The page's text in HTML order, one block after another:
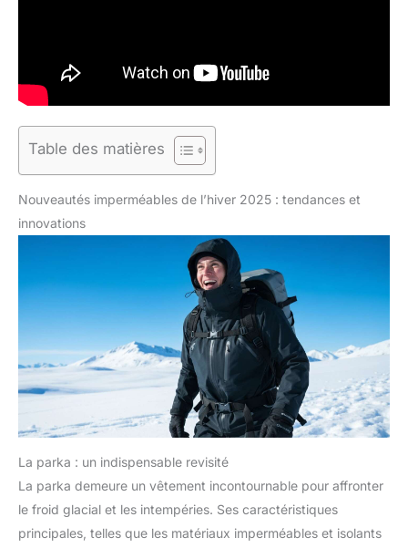
Table des matières
Nouveautés imperméables de l’hiver 2025 : tendances et
innovations
La parka : un indispensable revisité
La parka demeure un vêtement incontournable pour affronter
le froid glacial et les intempéries. Ses caractéristiques
principales, telles que les matériaux imperméables et isolants